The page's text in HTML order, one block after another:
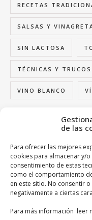
de las
Para ofrecer las mejores
cookies para almacenar y/
consentimiento de estas
como el comportamiento
en este sitio. No consentir
negativamente a ciertas
Para más información leer
RECETAS
SALSAS Y
SIN LACTOSA
TÉCNICAS Y TRUCOS
VINO BLANCO
BUSCA TU